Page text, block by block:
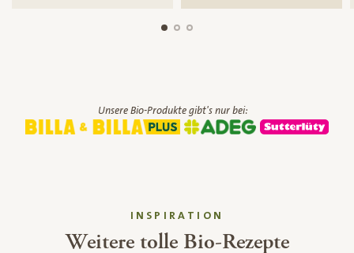
Unsere Bio-Produkte gibt's nur bei:
INSPIRATION
Weitere tolle Bio-Rezepte